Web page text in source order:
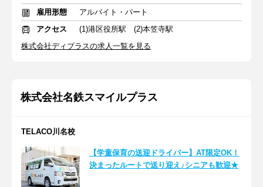
雇用形態
アルバイト・パート
アクセス
(1)港区役所駅 (2)本笠寺駅
株式会社ディプラスの求人一覧を見る
株式会社名鉄スマイルプラス
TELACO川名校
【学童保育の送迎ドライバー】AT限定OK！
決まったルートで送り迎え♪シニアも歓迎★